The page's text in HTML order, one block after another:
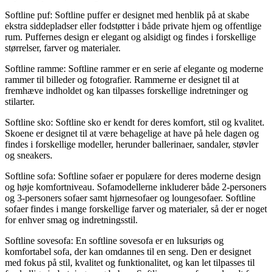
Softline puf: Softline puffer er designet med henblik på at skabe
ekstra siddepladser eller fodstøtter i både private hjem og offentlige
rum. Puffernes design er elegant og alsidigt og findes i forskellige
størrelser, farver og materialer.
Softline ramme: Softline rammer er en serie af elegante og moderne
rammer til billeder og fotografier. Rammerne er designet til at
fremhæve indholdet og kan tilpasses forskellige indretninger og
stilarter.
Softline sko: Softline sko er kendt for deres komfort, stil og kvalitet.
Skoene er designet til at være behagelige at have på hele dagen og
findes i forskellige modeller, herunder ballerinaer, sandaler, støvler
og sneakers.
Softline sofa: Softline sofaer er populære for deres moderne design
og høje komfortniveau. Sofamodellerne inkluderer både 2-personers
og 3-personers sofaer samt hjørnesofaer og loungesofaer. Softline
sofaer findes i mange forskellige farver og materialer, så der er noget
for enhver smag og indretningsstil.
Softline sovesofa: En softline sovesofa er en luksuriøs og
komfortabel sofa, der kan omdannes til en seng. Den er designet
med fokus på stil, kvalitet og funktionalitet, og kan let tilpasses til